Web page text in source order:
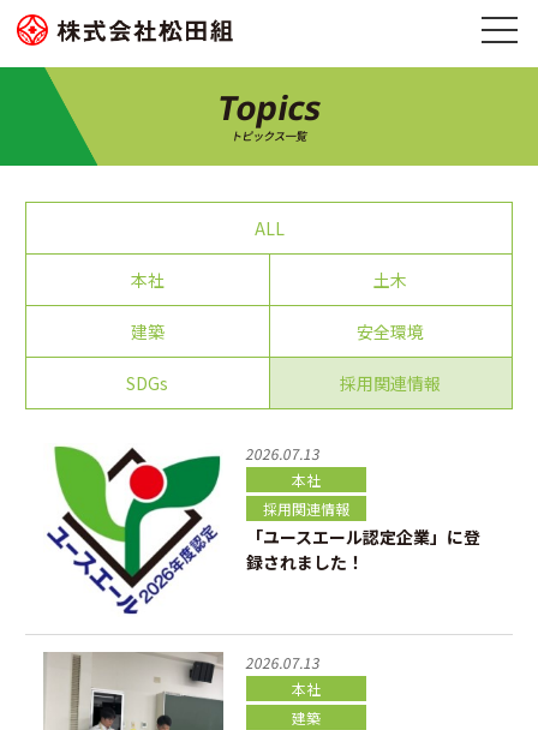
Topics
トピックス一覧
ALL
本社 土木
建築 安全環境
SDGs 採用関連情報
2026.07.13
本社
採用関連情報
「ユースエール認定企業」に登
録されました！
2026.07.13
本社
建築